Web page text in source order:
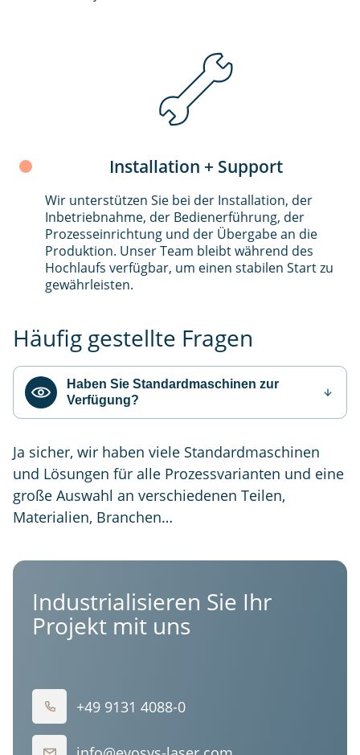
Installation + Support
Wir unterstützen Sie bei der Installation, der
Inbetriebnahme, der Bedienerführung, der
Prozesseinrichtung und der Übergabe an die
Produktion. Unser Team bleibt während des
Hochlaufs verfügbar, um einen stabilen Start zu
gewährleisten.
Häufig gestellte Fragen
Haben Sie Standardmaschinen zur
Verfügung?
Ja sicher, wir haben viele Standardmaschinen
und Lösungen für alle Prozessvarianten und eine
große Auswahl an verschiedenen Teilen,
Materialien, Branchen…
Industrialisieren Sie Ihr
Projekt mit uns
+49 9131 4088-0